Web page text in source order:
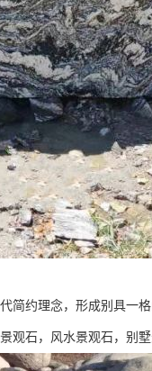
简约理念，形成别具一格
观石，风水景观石，别